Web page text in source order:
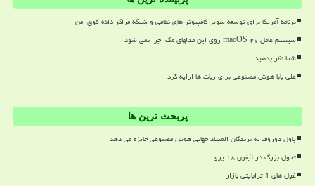
برنامه آمریکا برای توسعه سوپر کامپیوتر های نظامی و شبکه مراکز داده فوق امن
سیستم عامل macOS ۲۷ روی این مدلهای مک اجرا نمی شود
شما نظر بدهید
علی بابا هوش مصنوعی برای ربات ها ارایه کرد
پربحث ترین ها
پاول دوروف به برندگان المپیاد جهانی هوش مصنوعی جایزه می دهد
تحول بزرگ در آیفون ۱۸ پرو
غول های 1 ترابایتی بازار